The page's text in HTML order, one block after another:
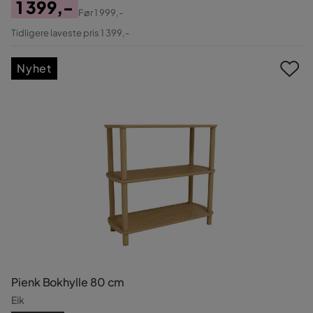
Pris
1 399,-
Original
Før1 999,-
Tidligere laveste pris 1 399,-
Pienk Bokhylle 80 cm
Eik
Nyhet